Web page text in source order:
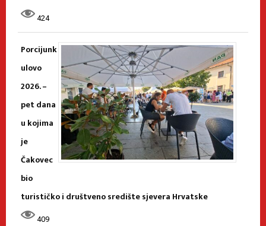
424
Porcijunk
ulovo
2026. –
pet dana
u kojima
je
Čakovec
bio
turističko i društveno središte sjevera Hrvatske
409